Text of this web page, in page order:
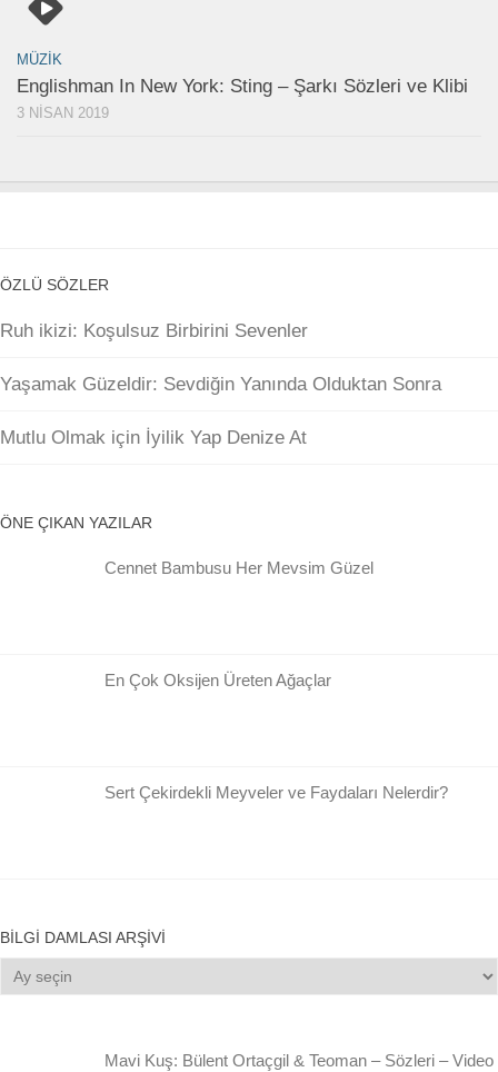
MÜZIK
Englishman In New York: Sting – Şarkı Sözleri ve Klibi
3 NISAN 2019
ÖZLÜ SÖZLER
Ruh ikizi: Koşulsuz Birbirini Sevenler
Yaşamak Güzeldir: Sevdiğin Yanında Olduktan Sonra
Mutlu Olmak için İyilik Yap Denize At
ÖNE ÇIKAN YAZILAR
Cennet Bambusu Her Mevsim Güzel
En Çok Oksijen Üreten Ağaçlar
Sert Çekirdekli Meyveler ve Faydaları Nelerdir?
BILGI DAMLASI ARŞIVI
Bilgi
Damlası
Mavi Kuş: Bülent Ortaçgil & Teoman – Sözleri – Video